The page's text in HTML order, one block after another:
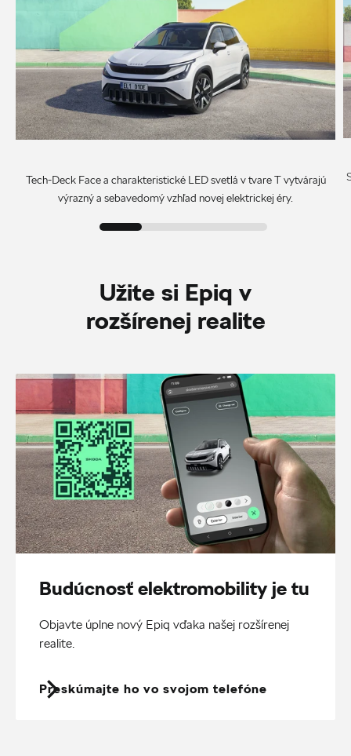
Tech-Deck Face a charakteristické LED svetlá v tvare T vytvárajú
výrazný a sebavedomý vzhľad novej elektrickej éry.
Užite si Epiq v
rozšírenej realite
Budúcnosť elektromobility je tu
Objavte úplne nový Epiq vďaka našej rozšírenej
realite.
Preskúmajte ho vo svojom telefóne